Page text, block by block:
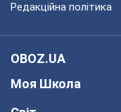
Редакційна політика
OBOZ.UA
Моя Школа